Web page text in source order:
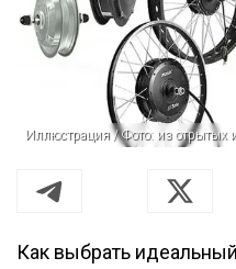
Иллюстрация / Фото: из отрытых
Как выбрать